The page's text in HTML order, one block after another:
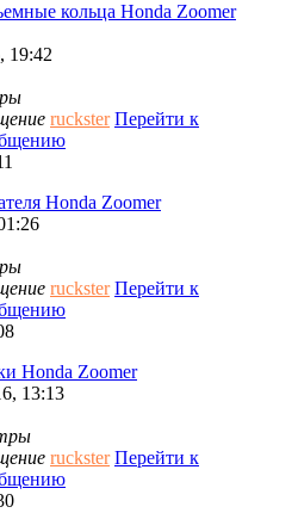
кольца Honda Zoomer
19:42
ruckster Перейти к
Honda Zoomer
ruckster Перейти к
Honda Zoomer
13:13
ruckster Перейти к